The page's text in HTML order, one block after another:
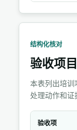
结构化核对
验收项
本表列出培训
处理动作和证
验收项